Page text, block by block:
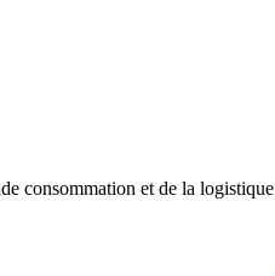
consommation et de la logistique